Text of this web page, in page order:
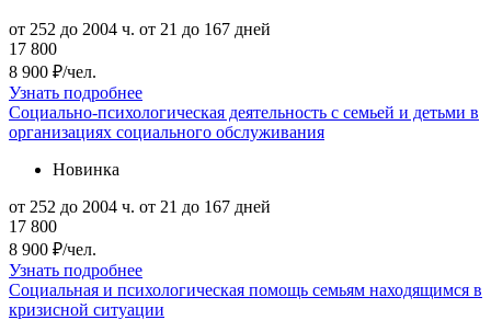
от 252 до 2004 ч. от 21 до 167 дней
17 800
8 900 ₽/чел.
Узнать подробнее
Социально-психологическая деятельность с семьей и детьми в
организациях социального обслуживания
Новинка
от 252 до 2004 ч. от 21 до 167 дней
17 800
8 900 ₽/чел.
Узнать подробнее
Социальная и психологическая помощь семьям находящимся в
кризисной ситуации